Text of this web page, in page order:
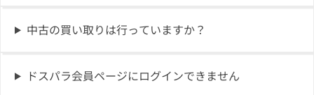
中古の買い取りは行っていますか？
ドスパラ会員ページにログインできません